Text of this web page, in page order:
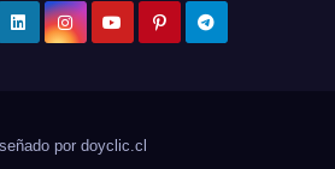
por doyclic.cl